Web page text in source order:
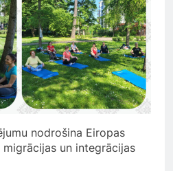
nodrošina Eiropas
un integrācijas